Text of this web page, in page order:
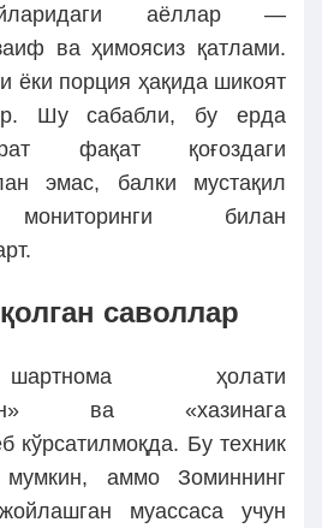
аёллар —
ва ҳимоясиз қатлами.
ёки порция ҳақида шикоят
Шу сабабли, бу ерда
фақат қоғоздаги
эмас, балки мустақил
мониторинги билан
саволлар
ҳолати
ва «хазинага
кўрсатилмоқда. Бу техник
аммо Зоминнинг
муассаса учун